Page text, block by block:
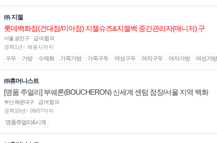
㈜ 지젤
롯데백화점(건대점/미아점) 지젤슈즈&지젤백 중간관리자(매니저) 구
인합니다
서울 광진구
급여협의
경력1년↑ 채용시까지
구두 가방 수제화 가죽가방 가죽구두 여성구두 여자구두 여자가방 여성가방
㈜휴머니스트
[명품 주얼리] 부쉐론(BOUCHERON) 신세계 센텀 점장/서울 지역 백화
점 판매사원 채용
부산 해운대구
급여협의
경력10년↑ 09/07까지
명품쥬얼리&시계